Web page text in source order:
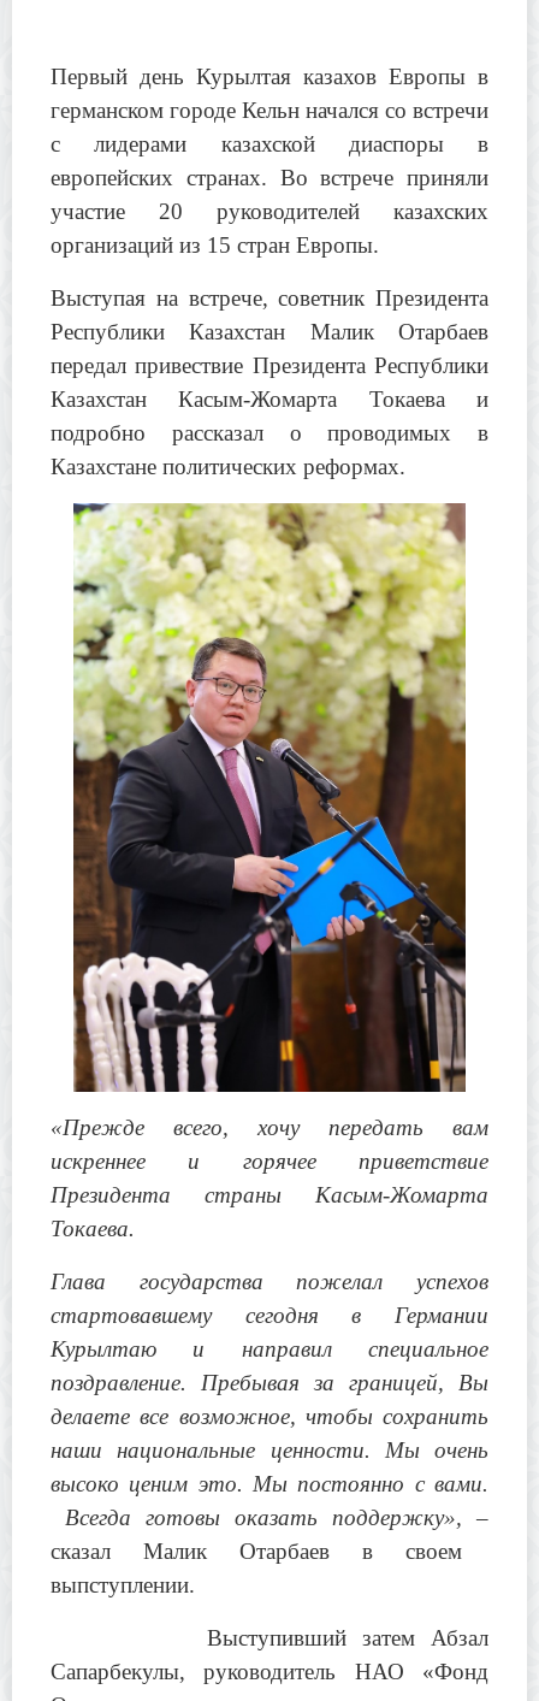
Первый день Курылтая казахов Европы в
германском городе Кельн начался со встречи
с лидерами казахской диаспоры в
европейских странах. Во встрече приняли
участие 20 руководителей казахских
организаций из 15 стран Европы.
Выступая на встрече, советник Президента
Республики Казахстан Малик Отарбаев
передал привествие Президента Республики
Казахстан Касым-Жомарта Токаева и
подробно рассказал о проводимых в
Казахстане политических реформах.
«Прежде всего, хочу передать вам
искреннее и горячее приветствие
Президента страны Касым-Жомарта
Токаева.
Глава государства пожелал успехов
стартовавшему сегодня в Германии
Курылтаю и направил специальное
поздравление. Пребывая за границей, Вы
делаете все возможное, чтобы сохранить
наши национальные ценности. Мы очень
высоко ценим это. Мы постоянно с вами.
Всегда готовы оказать поддержку», –
сказал Малик Отарбаев в своем
выпступлении.
Выступивший затем Абзал
Сапарбекулы, руководитель НАО «Фонд